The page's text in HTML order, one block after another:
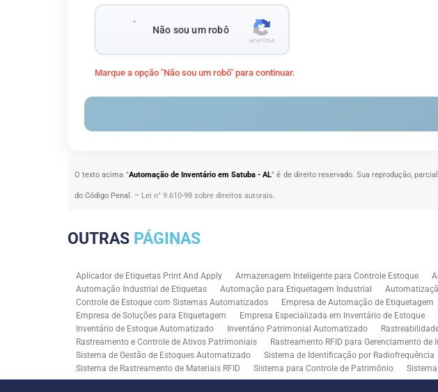
Não sou um robô
Marque a opção "Não sou um robô" para continuar.
O texto acima "Automação de Inventário em Satuba - AL" é de direito reservado. Sua reprodução,
do Código Penal. – Lei n° 9.610-98 sobre direitos autorais.
OUTRAS PÁGINAS
Aplicador de Etiquetas Print And Apply Armazenagem Inteligente para Controle Estoque
Automação Industrial de Etiquetas
Automação para Etiquetagem Industrial
Controle de Estoque com Sistemas Automatizados
Empresa de Automação de Etiquetagem
Empresa de Soluções para Etiquetagem
Empresa Especializada em Inventário de Estoque
Inventário de Estoque Automatizado
Inventário Patrimonial Automatizado
Rastreamento e Controle de Ativos Patrimoniais
Rastreamento RFID para Gerenciamento de
Sistema de Gestão de Estoques Automatizado
Sistema de Identificação por Radiofrequência
Sistema de Rastreamento de Materiais RFID
Sistema para Controle de Patrimônio
Solução RFID para Controle Patrimonial Industrial
Solução RFID para Indústria Soluções